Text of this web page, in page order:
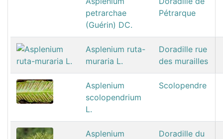
petrarchae
(Guérin) DC.
Pétrarque
Asplenium ruta-
muraria L.
Doradille rue
des murailles
Asplenium
scolopendrium
L.
Scolopendre
Asplenium
Doradille du